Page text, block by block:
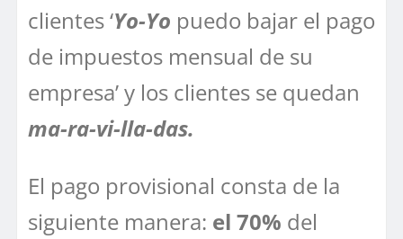
clientes ‘Yo-Yo puedo bajar el pago
de impuestos mensual de su
empresa’ y los clientes se quedan
ma-ra-vi-lla-das.
El pago provisional consta de la
siguiente manera: el 70% del